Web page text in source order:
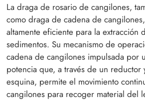
La draga de rosario de cangilones,
como draga de cadena de
altamente eficiente para la extracción
sedimentos. Su mecanismo de
cadena de cangilones impulsada por
potencia que, a través de un reductor
esquina, permite el movimiento
cangilones para recoger material del